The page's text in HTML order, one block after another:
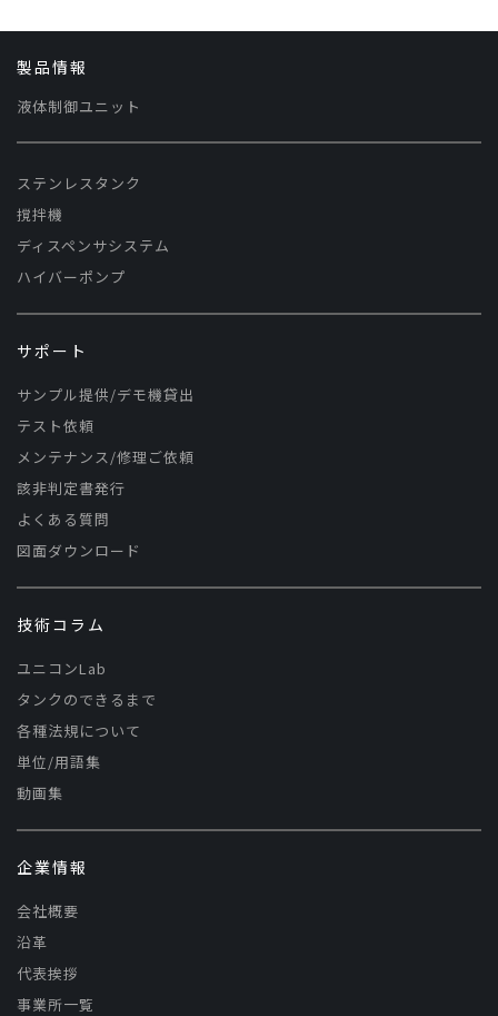
製品情報
液体制御ユニット
ステンレスタンク
撹拌機
ディスペンサシステム
ハイバーポンプ
サポート
サンプル提供/デモ機貸出
テスト依頼
メンテナンス/修理ご依頼
該非判定書発行
よくある質問
図面ダウンロード
技術コラム
ユニコンLab
タンクのできるまで
各種法規について
単位/用語集
動画集
企業情報
会社概要
沿革
代表挨拶
事業所一覧